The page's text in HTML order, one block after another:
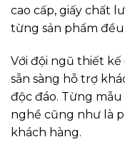
cao cấp, giấy chất
từng sản phẩm
Với đội ngũ thiết
sẵn sàng hỗ trợ
độc đáo. Từng
nghề cũng như là
khách hàng.